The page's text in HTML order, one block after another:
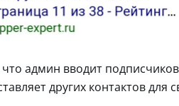
что админ вводит
других контактов для